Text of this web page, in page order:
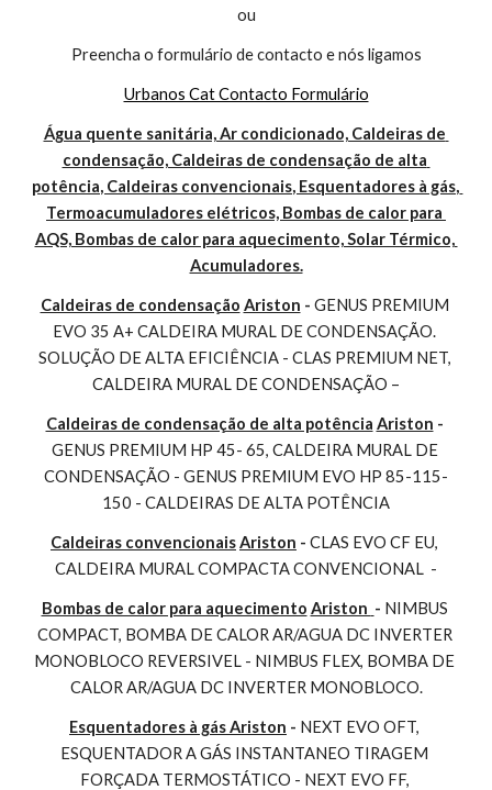
ou
Preencha o formulário de contacto e nós ligamos
Urbanos Cat Contacto Formulário
Água quente sanitária, Ar condicionado, Caldeiras de
condensação, Caldeiras de condensação de alta
potência, Caldeiras convencionais, Esquentadores à gás,
Termoacumuladores elétricos, Bombas de calor para
AQS, Bombas de calor para aquecimento, Solar Térmico,
Acumuladores.
Caldeiras de condensação Ariston - GENUS PREMIUM
EVO 35 A+ CALDEIRA MURAL DE CONDENSAÇÃO.
SOLUÇÃO DE ALTA EFICIÊNCIA - CLAS PREMIUM NET,
CALDEIRA MURAL DE CONDENSAÇÃO –
Caldeiras de condensação de alta potência Ariston
GENUS PREMIUM HP 45- 65, CALDEIRA MURAL DE
CONDENSAÇÃO - GENUS PREMIUM EVO HP 85-115-
150 - CALDEIRAS DE ALTA POTÊNCIA
Caldeiras convencionaisAriston - CLAS EVO CF EU,
CALDEIRA MURAL COMPACTA CONVENCIONAL  -
Bombas de calor para aquecimento Ariston - NIMBUS
COMPACT, BOMBA DE CALOR AR/AGUA DC INVERTER
MONOBLOCO REVERSIVEL - NIMBUS FLEX, BOMBA DE
CALOR AR/AGUA DC INVERTER MONOBLOCO.
Esquentadores à gás Ariston - NEXT EVO OFT,
ESQUENTADOR A GÁS INSTANTANEO TIRAGEM
FORÇADA TERMOSTÁTICO - NEXT EVO FF,